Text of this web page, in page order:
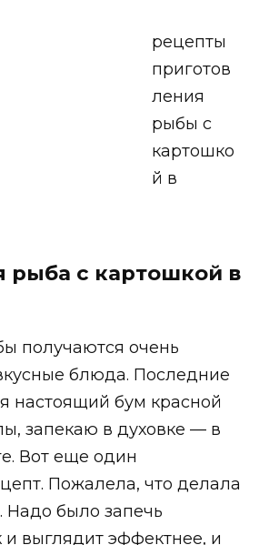
рецепты
приготов
ления
рыбы с
картошко
й в
рыба с картошкой в
получаются очень
блюда. Последние
настоящий бум красной
запекаю в духовке — в
Вот еще один
Пожалела, что делала
было запечь
и выглядит эффектнее, и